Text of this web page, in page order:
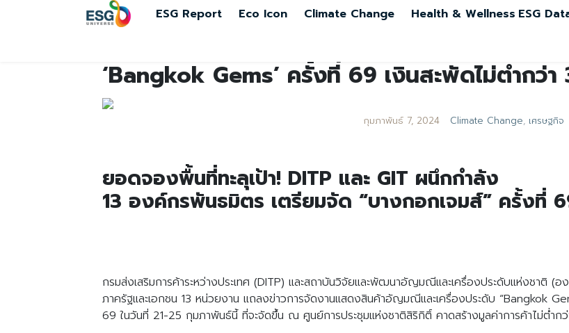
ESG Report Eco Icon Climate Change Health & Wellness ESG
‘Bangkok Gems’ ครั้งที่ 69 เงินสะพัดไม่ต่ำกว่
กุมภาพันธ์ 7, 2024 Climate Change, เศรษฐกิจ
ยอดจองพื้นที่ทะลุเป้า! DITP และ GIT ผนึกกำลัง
13 องค์กรพันธมิตร เตรียมจัด “บางกอกเจมส์” ครั้งที่
กรมส่งเสริมการค้าระหว่างประเทศ (DITP) และสถาบันวิจัยและพัฒนาอัญมณีและเครื่องประดับแห่งชาติ
ภาครัฐและเอกชน 13 หน่วยงาน แถลงข่าวการจัดงานแสดงสินค้าอัญมณีและเครื่องประดับ “Bangkok
69 ในวันที่ 21-25 กุมภาพันธ์นี้ ที่จะจัดขึ้น ณ ศูนย์การประชุมแห่งชาติสิริกิติ์ คาดสร้างมูลค่าการค้าไม่ต่ำก